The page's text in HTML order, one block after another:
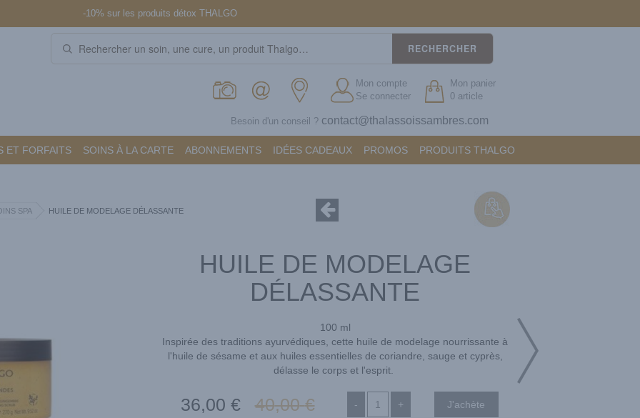
ET FORFAITS SOINS À LA CARTE ABONNEMENTS IDÉES CADEAUX PROMOS PRODUITS THALGO
-10% sur les produits détox THALGO
Besoin d'un conseil ? contact@thalassoissambres.com
RECHERCHER
Mon compte
Se connecter
Mon panier
0 article
SPA HUILE DE MODELAGE DÉLASSANTE
HUILE DE MODELAGE
DÉLASSANTE
100 ml
Inspirée des traditions ayurvédiques, cette huile de modelage nourrissante à
l'huile de sésame et aux huiles essentielles de coriandre, sauge et cyprès,
délasse le corps et l'esprit.
36,00 € 40,00 € - +